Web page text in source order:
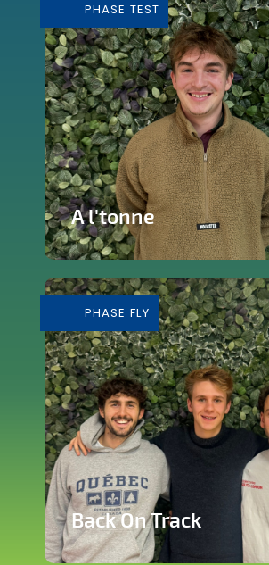
En savoir plus
PHASE TEST
A l'tonne
cœur de Silly
En savoir plus
PHASE FLY
Back On Track